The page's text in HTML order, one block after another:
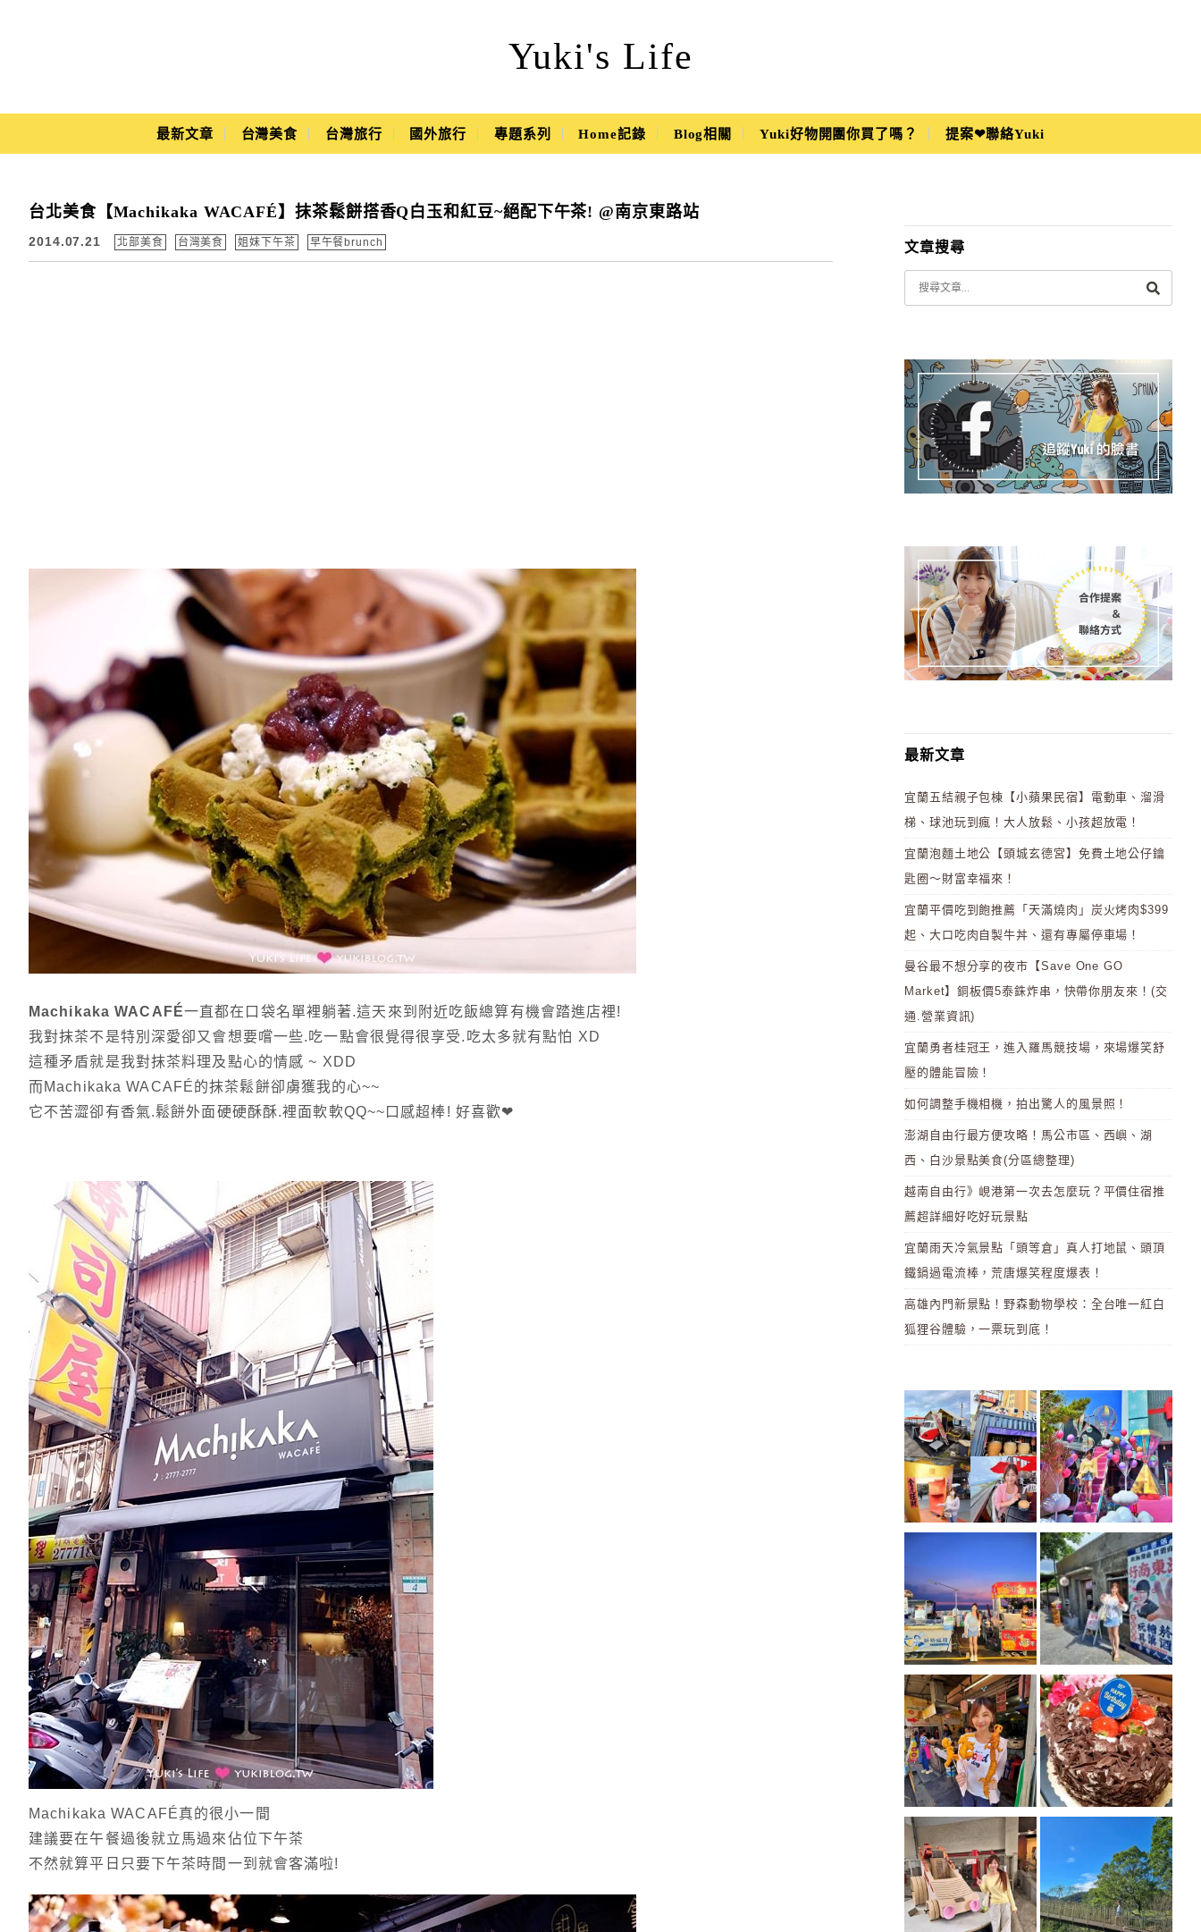
Yuki's Life
Yuki's Life
Main Menu
最新文章 台灣美食 台灣旅行 國外旅行 專題系列 Home記錄 Blog相關 Yuki好物開團你買了嗎？ 提案❤聯絡Yuki
台北美食【Machikaka WACAFÉ】抹茶鬆餅搭香Q白玉和紅豆~絕配下午茶! @南京東路站
2014.07.21 北部美食 台灣美食 姐妹下午茶 早午餐brunch
Machikaka WACAFÉ一直都在口袋名單裡躺著.這天來到附近吃飯總算有機會踏進店裡!
我對抹茶不是特別深愛卻又會想要嚐一些.吃一點會很覺得很享受.吃太多就有點怕 XD
這種矛盾就是我對抹茶料理及點心的情感 ~ XDD
而Machikaka WACAFÉ的抹茶鬆餅卻虜獲我的心~~
它不苦澀卻有香氣.鬆餅外面硬硬酥酥.裡面軟軟QQ~~口感超棒! 好喜歡❤
Machikaka WACAFÉ真的很小一間
建議要在午餐過後就立馬過來佔位下午茶
不然就算平日只要下午茶時間一到就會客滿啦!
文章搜尋
最新文章
宜蘭五結親子包棟【小蘋果民宿】電動車、溜滑
梯、球池玩到瘋！大人放鬆、小孩超放電！
宜蘭泡麵土地公【頭城玄德宮】免費土地公仔鑰
匙圈～財富幸福來！
宜蘭平價吃到飽推薦「天滿燒肉」炭火烤肉$399
起、大口吃肉自製牛丼、還有專屬停車場！
曼谷最不想分享的夜市【Save One GO
Market】銅板價5泰銖炸串，快帶你朋友來！(交
通.營業資訊)
宜蘭勇者桂冠王，進入羅馬競技場，來場爆笑舒
壓的體能冒險！
如何調整手機相機，拍出驚人的風景照！
澎湖自由行最方便攻略！馬公市區、西嶼、湖
西、白沙景點美食(分區總整理)
越南自由行》峴港第一次去怎麼玩？平價住宿推
薦超詳細好吃好玩景點
宜蘭雨天冷氣景點「頭等倉」真人打地鼠、頭頂
鐵鍋過電流棒，荒唐爆笑程度爆表！
高雄內門新景點！野森動物學校：全台唯一紅白
狐狸谷體驗，一票玩到底！